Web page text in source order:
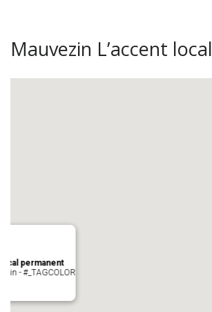
Mauvezin L’accent local
permanent
- #_TAGCOLOR